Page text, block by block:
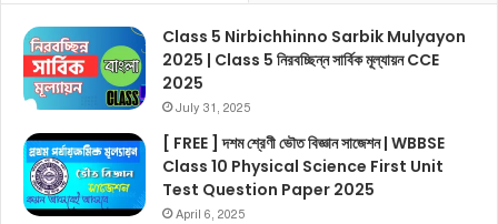
Class 5 Nirbichhinno Sarbik Mulyayon
2025 | Class 5 নিরবচ্ছিন্ন সার্বিক মূল্যায়ন CCE
2025
July 31, 2025
[ FREE ] দশম শ্রেণী ভৌত বিজ্ঞান সাজেশন | WBBSE
Class 10 Physical Science First Unit
Test Question Paper 2025
April 6, 2025